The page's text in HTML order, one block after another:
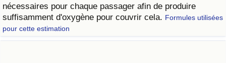
nécessaires pour chaque passager afin de produire
suffisamment d'oxygène pour couvrir cela. Formules utilisées
pour cette estimation
Indice de criminalité par pays